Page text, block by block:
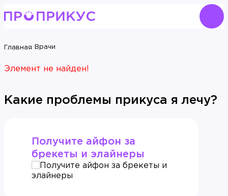
Главная Врачи
Элемент не найден!
Какие проблемы прикуса я лечу?
Получите айфон за
брекеты и элайнеры